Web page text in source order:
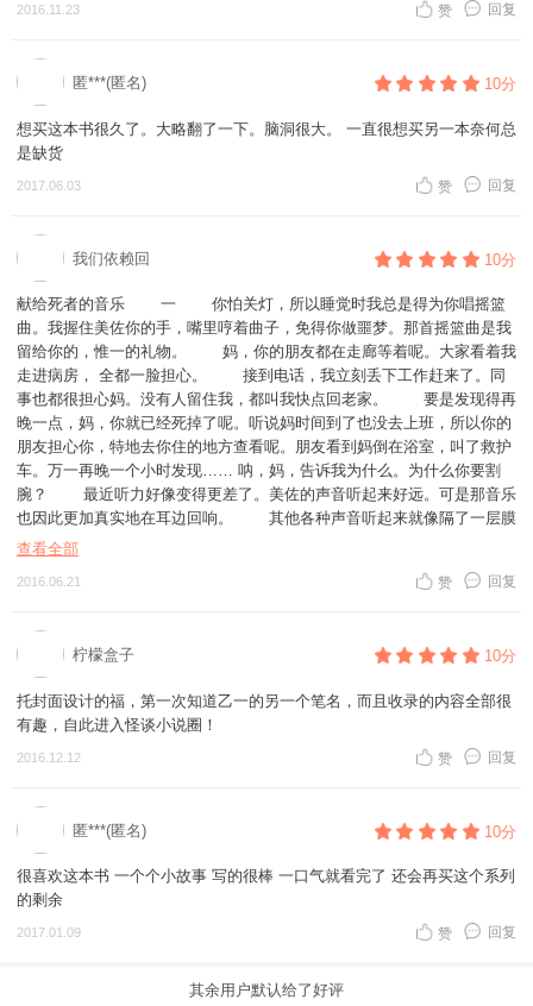
2016.11.23 回复
赞
匿***(匿名) 10分
想买这本书很久了。大略翻了一下。脑洞很大。 一直很想买另一本奈何总
是缺货
2017.06.03 回复
赞
我们依赖回 10分
献给死者的音乐 一 你怕关灯，所以睡觉时我总是得为你唱摇篮
曲。我握住美佐你的手，嘴里哼着曲子，免得你做噩梦。那首摇篮曲是我
留给你的，惟一的礼物。 妈，你的朋友都在走廊等着呢。大家看着我
走进病房， 全都一脸担心。 接到电话，我立刻丢下工作赶来了。同
事也都很担心妈。没有人留住我，都叫我快点回老家。 要是发现得再
晚一点，妈，你就已经死掉了呢。听说妈时间到了也没去上班，所以你的
朋友担心你，特地去你住的地方查看呢。朋友看到妈倒在浴室，叫了救护
车。万一再晚一个小时发现…… 呐，妈，告诉我为什么。为什么你要割
腕？ 最近听力好像变得更差了。美佐的声音听起来好远。可是那音乐
也因此更加真实地在耳边回响。 其他各种声音听起来就像隔了一层膜
似的，只有那音乐就像清透的风。层层叠叠的歌声就像在接受祝福。每次
涌上心头，种种情绪同时绽放，内心充满了各种色彩。 第一次听到那
惊讶地说变得漂亮多了。还说以前那里更挤更乱，路边长着杂草，大家都
挤在简陋的小屋里生活。妈还说夏天一刮风，热沙就会被卷起来打在小腿
查看全部
2016.06.21 回复
赞
柠檬盒子 10分
托封面设计的福，第一次知道乙一的另一个笔名，而且收录的内容全部很
有趣，自此进入怪谈小说圈！
2016.12.12 回复
赞
匿***(匿名) 10分
很喜欢这本书 一个个小故事 写的很棒 一口气就看完了 还会再买这个系列
的剩余
2017.01.09 回复
赞
其余用户默认给了好评